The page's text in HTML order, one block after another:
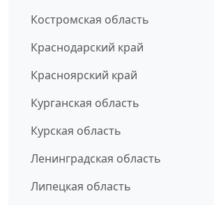
Костромская область
Краснодарский край
Красноярский край
Курганская область
Курская область
Ленинградская область
Липецкая область